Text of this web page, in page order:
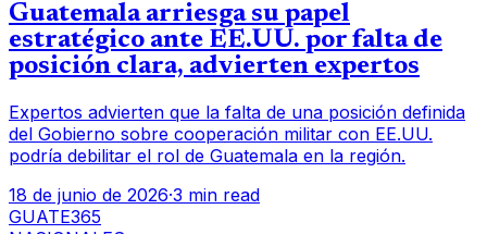
Guatemala arriesga su papel
estratégico ante EE.UU. por falta de
posición clara, advierten expertos
Expertos advierten que la falta de una posición definida
del Gobierno sobre cooperación militar con EE.UU.
podría debilitar el rol de Guatemala en la región.
18 de junio de 2026·3 min read
GUATE365